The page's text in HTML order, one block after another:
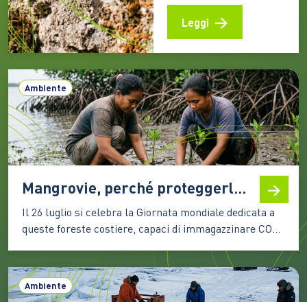
torpore invernale,
schiere di animali
continuano a vivere
indisturbati una vita
particolarmente calma
e celata, eppure ancora
scalpitante e desiderosa
di tempi migliori. Alle
latitudini italiane, molte
categorie della
infatti fare i conti ogni
anno con un lungo
periodo…
Leggi
Ambiente
Mangrovie, perché proteggerle significa difendere il clima e la biodiversità
Il 26 luglio si celebra la Giornata mondiale dedicata a
queste foreste costiere, capaci di immagazzinare CO2,
vita e le economie di milioni di persone Le mangrovie
occupano una sottile fascia lungo le coste tropicali e
subtropicali del pianeta, nei territori…
Ambiente